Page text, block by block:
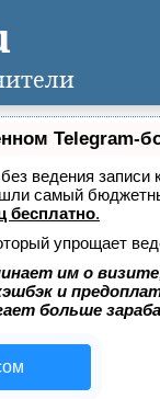
Telegram-
ведения
самый
бесплатно.
упрощает
им о
и
больше